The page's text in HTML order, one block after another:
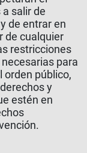
salir de
de entrar en
de cualquier
restricciones
para
orden público,
y
estén en